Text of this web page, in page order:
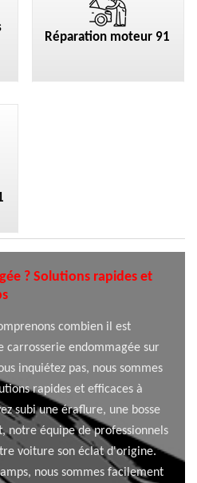
Réparation moteur 91
? Solutions rapides et
combien il est
carrosserie endommagée sur
inquiétez pas, nous sommes
rapides et efficaces à
subi une éraflure, une bosse
notre équipe de professionnels
voiture son éclat d'origine.
nous sommes facilement